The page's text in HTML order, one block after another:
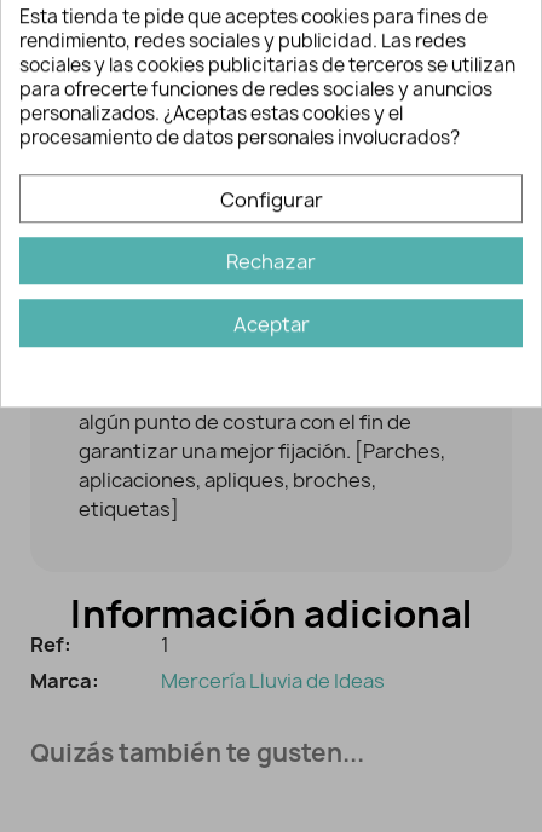
aplicar vapor. Se recomienda interponer
un trapo de algodón sobre el parche para
evitar mancharlo o quemarlo. - Ejerza
presión alrededor de unos 30 segundos.
- Compruebe que los bordes del parche
evitar que se despegue o en caso
contrario, repita la operación. - El
fabricante recomienda darle la vuelta a la
prenda y planchar la zona durante otros
30 segundos. - Dejar enfriar la prenda. No
es recomendable emplear lejías ni
algún punto de costura con el fin de
garantizar una mejor fijación. [Parches,
aplicaciones, apliques, broches,
etiquetas]
Información adicional
Ref:
1
Marca:
Mercería Lluvia de Ideas
Quizás también te gusten...
Esta tienda te pide que aceptes cookies para fines de
rendimiento, redes sociales y publicidad. Las redes
sociales y las cookies publicitarias de terceros se utilizan
para ofrecerte funciones de redes sociales y anuncios
personalizados. ¿Aceptas estas cookies y el
procesamiento de datos personales involucrados?
Configurar
Rechazar
Aceptar